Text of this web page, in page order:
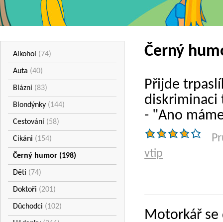
Alkohol (74)
Auta (40)
Blázni (83)
Blondýnky (144)
Cestování (58)
Cikáni (154)
Černý humor (198)
Děti (74)
Doktoři (201)
Důchodci (102)
Černý
Přijde
diskriminaci
- "Ano
vtip
Motorkář se